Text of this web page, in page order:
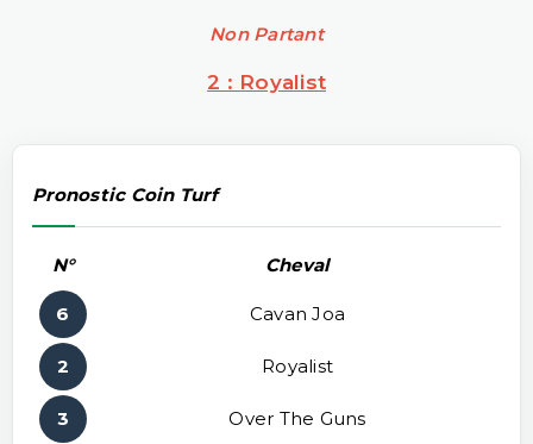
Non Partant
2 : Royalist
Pronostic Coin Turf
N° Cheval
6 Cavan Joa
2 Royalist
3 Over The Guns